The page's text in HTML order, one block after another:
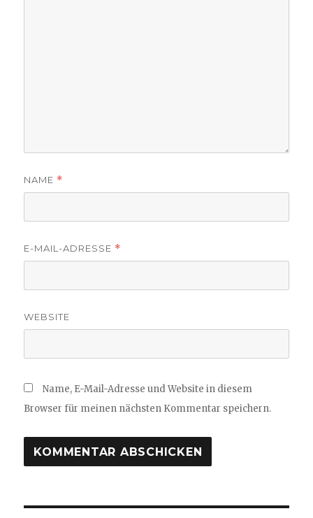
NAME *
E-MAIL-ADRESSE *
WEBSITE
Name, E-Mail-Adresse und Website in diesem
Browser für meinen nächsten Kommentar speichern.